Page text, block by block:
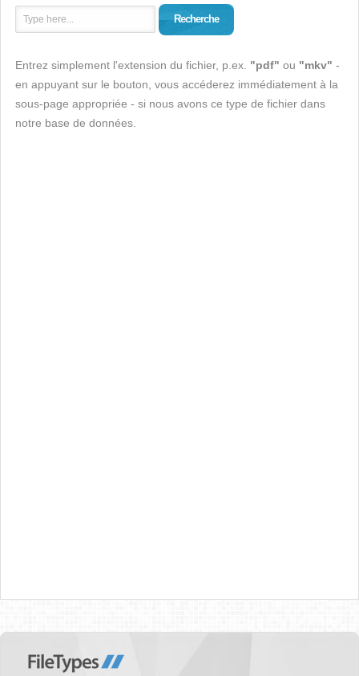
Recherche
Entrez simplement l'extension du fichier, p.ex. "pdf" ou "mkv" -
en appuyant sur le bouton, vous accéderez immédiatement à la
sous-page appropriée - si nous avons ce type de fichier dans
notre base de données.